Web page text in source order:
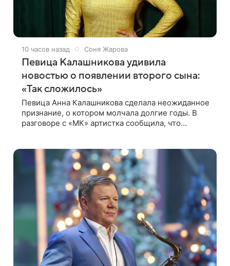
10 часов назад Соня Жарова
Певица Калашникова удивила
новостью о появлении второго сына:
«Так сложилось»
Певица Анна Калашникова сделала неожиданное
признание, о котором молчала долгие годы. В
разговоре с «МК» артистка сообщила, что